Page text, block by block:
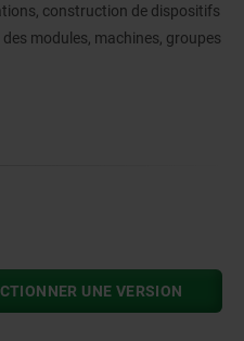
construction de dispositifs
modules, machines, groupes
UNE VERSION